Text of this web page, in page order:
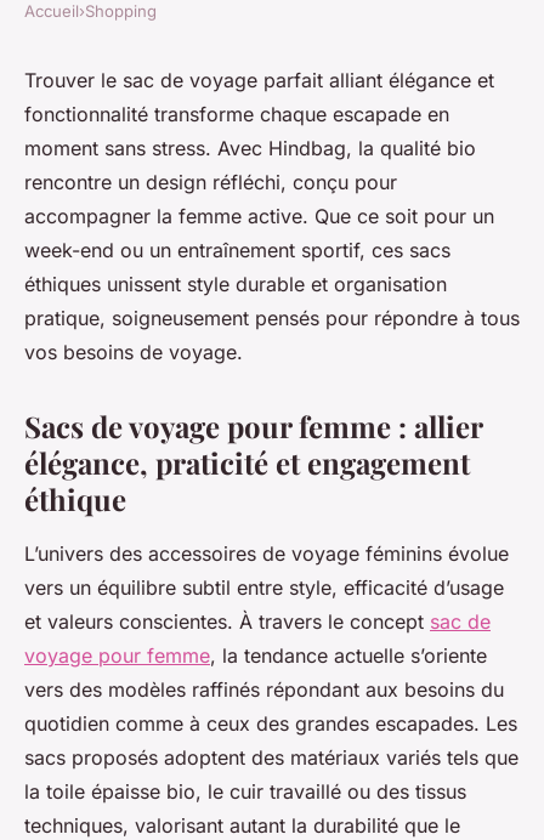
SHOPPING
Sac de voyage pour femme :
élégance et praticité pour tous
vos voyages
Lou•22 mai 2025•3 min de lecture
Accueil›Shopping
Trouver le sac de voyage parfait alliant élégance et
fonctionnalité transforme chaque escapade en
moment sans stress. Avec Hindbag, la qualité bio
rencontre un design réfléchi, conçu pour
accompagner la femme active. Que ce soit pour un
week-end ou un entraînement sportif, ces sacs
éthiques unissent style durable et organisation
pratique, soigneusement pensés pour répondre à tous
vos besoins de voyage.
Sacs de voyage pour femme : allier
élégance, praticité et engagement
éthique
L’univers des accessoires de voyage féminins évolue
vers un équilibre subtil entre style, efficacité d’usage
et valeurs conscientes. À travers le concept sac de
voyage pour femme, la tendance actuelle s’oriente
vers des modèles raffinés répondant aux besoins du
quotidien comme à ceux des grandes escapades. Les
sacs proposés adoptent des matériaux variés tels que
la toile épaisse bio, le cuir travaillé ou des tissus
techniques, valorisant autant la durabilité que le